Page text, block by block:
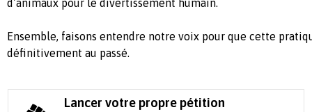
d’animaux pour le divertissement humain.
Ensemble, faisons entendre notre voix pour que cette
définitivement au passé.
Lancer votre propre pétition